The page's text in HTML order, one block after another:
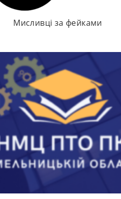
Мисливці за фейками